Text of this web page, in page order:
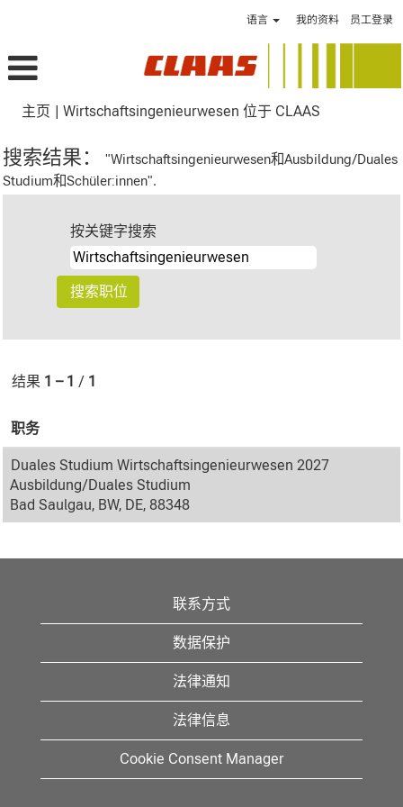
语言 我的资料 员工登录
主页 | Wirtschaftsingenieurwesen 位于 CLAAS
页
面）
搜索结果：
"Wirtschaftsingenieurwesen和Ausbildung/Duales
Studium和Schüler:innen".
按关键字搜索
结果 1 – 1 / 1
职务
Duales Studium Wirtschaftsingenieurwesen 2027
Ausbildung/Duales Studium
Bad Saulgau, BW, DE, 88348
联系方式
数据保护
法律通知
法律信息
Cookie Consent Manager